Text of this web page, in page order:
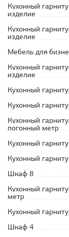
Кухонный
изделие
Кухонный
изделие
Мебель для
Кухонный
изделие
Кухонный
Кухонный
Кухонный
погонный метр
Кухонный
Кухонный
Шкаф 8
Кухонный
метр
Кухонный
Шкаф 4